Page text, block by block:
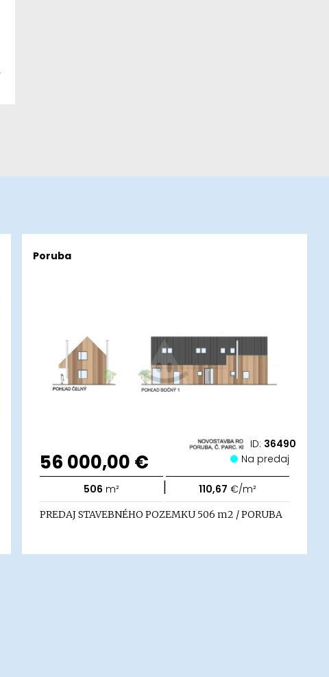
ID: 36490
Poruba
56 000,00 € Na predaj
506 m² | 110,67 €/m²
PREDAJ STAVEBNÉHO POZEMKU 506 m2 / PORUBA